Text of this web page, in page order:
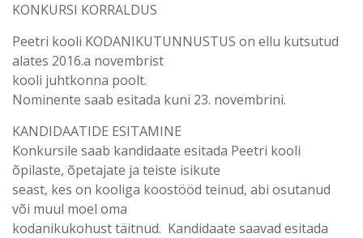
KONKURSI KORRALDUS
Peetri kooli KODANIKUTUNNUSTUS on ellu kutsutud
alates 2016.a novembrist
kooli juhtkonna poolt.
Nominente saab esitada kuni 23. novembrini.
KANDIDAATIDE ESITAMINE
Konkursile saab kandidaate esitada Peetri kooli
õpilaste, õpetajate ja teiste isikute
seast, kes on kooliga koostööd teinud, abi osutanud
või muul moel oma
kodanikukohust täitnud. Kandidaate saavad esitada